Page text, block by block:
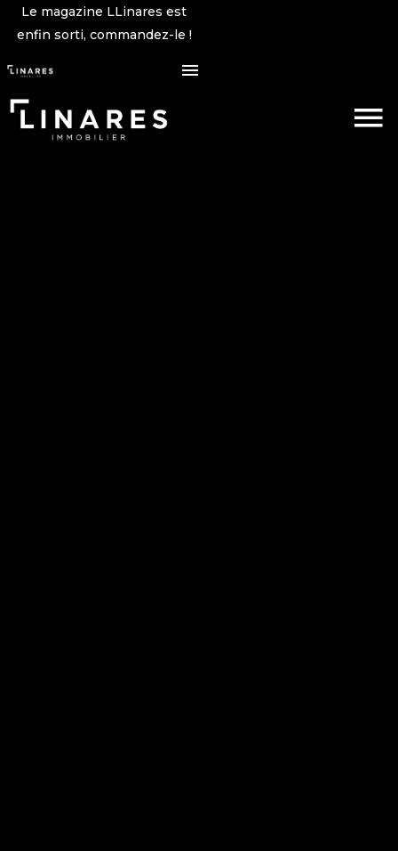
Le magazine LLinares est
enfin sorti, commandez-le !